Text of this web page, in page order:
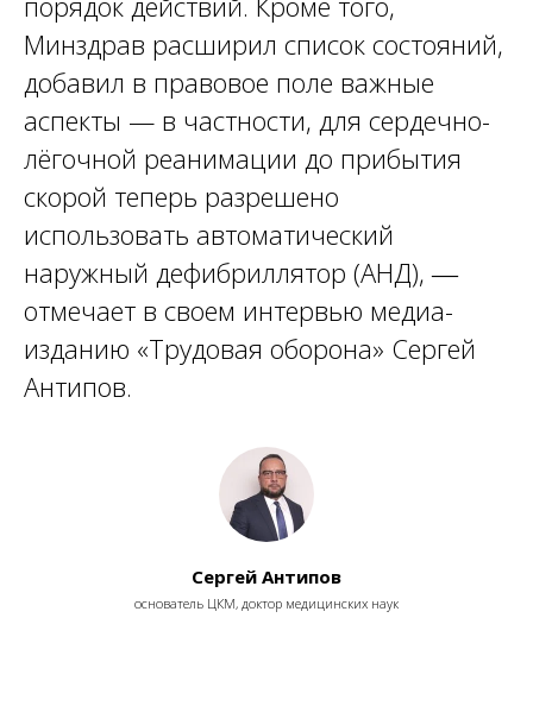
Минздрав расширил список состояний,
добавил в правовое поле важные
аспекты — в частности, для сердечно-
лёгочной реанимации до прибытия
скорой теперь разрешено
использовать автоматический
наружный дефибриллятор (АНД),—
отмечает в своем интервью медиа-
изданию «Трудовая оборона» Сергей
Антипов.
Сергей Антипов
основатель ЦКМ, доктор медицинских наук